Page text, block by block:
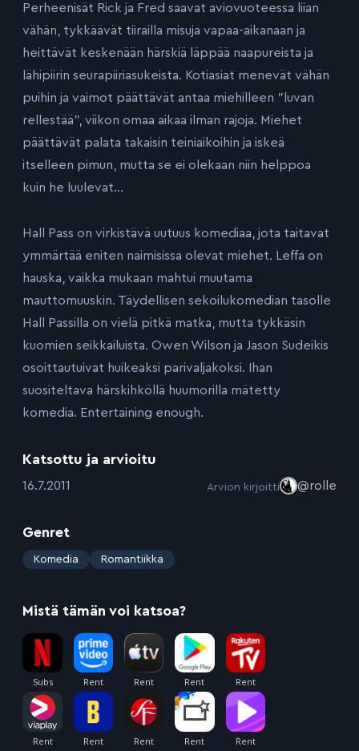
Perheenisät Rick ja Fred saavat aviovuoteessa liian
vähän, tykkäävät tiirailla misuja vapaa-aikanaan ja
heittävät keskenään härskiä läppää naapureista ja
lähipiirin seurapiiriasukeista. Kotiasiat menevät vähän
puihin ja vaimot päättävät antaa miehilleen ”luvan
rellestää”, viikon omaa aikaa ilman rajoja. Miehet
päättävät palata takaisin teiniaikoihin ja iskeä
itselleen pimun, mutta se ei olekaan niin helppoa
kuin he luulevat…
Hall Pass on virkistävä uutuus komediaa, jota taitavat
ymmärtää eniten naimisissa olevat miehet. Leffa on
hauska, vaikka mukaan mahtui muutama
mauttomuuskin. Täydellisen sekoilukomedian tasolle
Hall Passilla on vielä pitkä matka, mutta tykkäsin
kuomien seikkailuista. Owen Wilson ja Jason Sudeikis
osoittautuivat huikeaksi parivaljakoksi. Ihan
suositeltava härskihköllä huumorilla mätetty
komedia. Entertaining enough.
Katsottu ja arvioitu
:16.7.2011 Arvion kirjoitti @rolle
Genret
: Komedia Romantiikka
Mistä tämän voi katsoa?